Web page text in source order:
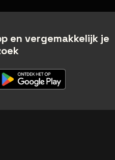
en vergemakkelijk je